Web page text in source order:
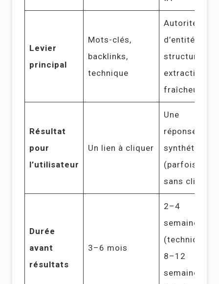
Levier
principal
Mots-clés,
backlinks,
technique
Autorité
d’entité,
structure
extractible,
fraîcheur
Résultat
pour
l’utilisateur
Un lien à cliquer
Une
réponse
synthétisée
(parfois
sans clic)
Durée
avant
résultats
3–6 mois
2–4
semaines
(technique),
8–12
semaines